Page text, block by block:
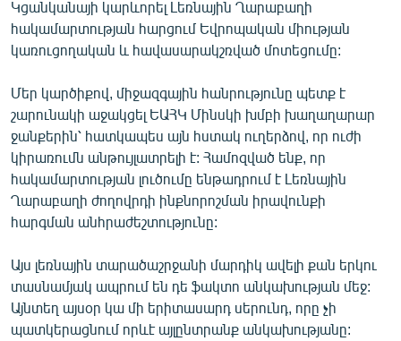
Կցանկանայի կարևորել Լեռնային Ղարաբաղի
հակամարտության հարցում Եվրոպական միության
կառուցողական և հավասարակշռված մոտեցումը:
Մեր կարծիքով, միջազգային հանրությունը պետք է
շարունակի աջակցել ԵԱՀԿ Մինսկի խմբի խաղաղարար
ջանքերին՝ հատկապես այն հստակ ուղերձով, որ ուժի
կիրառումն անթույլատրելի է: Համոզված ենք, որ
հակամարտության լուծումը ենթադրում է Լեռնային
Ղարաբաղի ժողովրդի ինքնորոշման իրավունքի
հարգման անհրաժեշտությունը:
Այս լեռնային տարածաշրջանի մարդիկ ավելի քան երկու
տասնամյակ ապրում են դե ֆակտո անկախության մեջ:
Այնտեղ այսօր կա մի երիտասարդ սերունդ, որը չի
պատկերացնում որևէ այլընտրանք անկախությանը: